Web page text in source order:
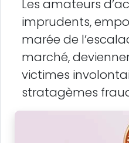
Les amateurs
imprudents,
marée de
marché,
victimes
stratagèmes